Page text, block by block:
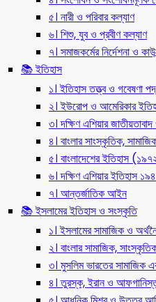
৫। নারী ও পরিবার কল্যাণ
৬। শিশু, যুব ও প্রবীণ কল্যাণ
৭। সমাজকর্মের নির্দেশনা ও
📚 ইতিহাস
১। ইতিহাস তত্ত্ব ও গবেষণা
২। ইউরোপ ও আমেরিকার
৩। দক্ষিণ এশিয়ার
৪। বাংলার সাংস্কৃতিক,
৫। বাংলাদেশের ইতিহাস
৬। দক্ষিণ এশিয়ার ইতিহাস
৭। আন্তর্জাতিক আইন
📚 ইসলামের ইতিহাস ও সংস্কৃতি
১। ইসলামের সামাজিক ও
২। বাংলার সামাজিক,
৩। মুসলিম ভারতের
৪। তুরস্ক, ইরান ও